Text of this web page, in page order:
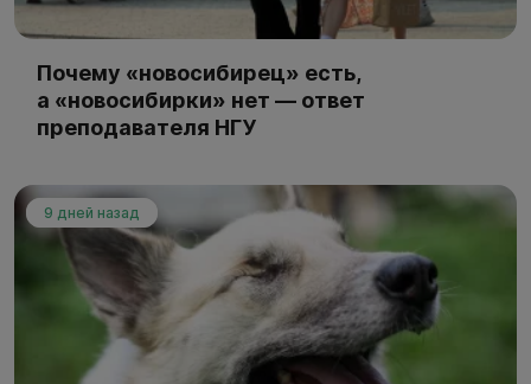
Почему «новосибирец» есть,
а «новосибирки» нет — ответ
преподавателя НГУ
9 дней назад